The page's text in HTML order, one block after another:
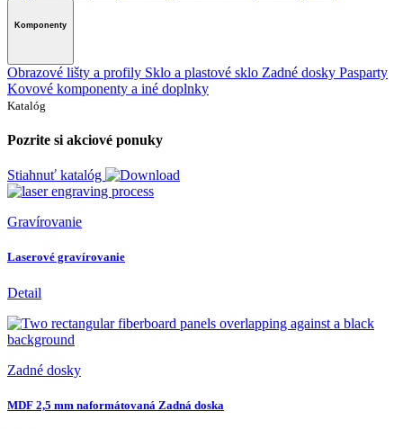
Komponenty
Obrazové lišty a profily Sklo a plastové sklo Zadné dosky Pasparty
Kovové komponenty a iné doplnky
Katalóg
Pozrite si akciové ponuky
Stiahnuť katalóg
Gravírovanie
Laserové gravírovanie
Detail
Zadné dosky
MDF 2,5 mm naformátovaná Zadná doska